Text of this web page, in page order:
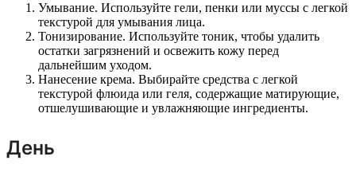
Умывание. Используйте гели, пенки или муссы с легкой
текстурой для умывания лица.
Тонизирование. Используйте тоник, чтобы удалить
остатки загрязнений и освежить кожу перед
дальнейшим уходом.
Нанесение крема. Выбирайте средства с легкой
текстурой флюида или геля, содержащие матирующие,
отшелушивающие и увлажняющие ингредиенты.
День